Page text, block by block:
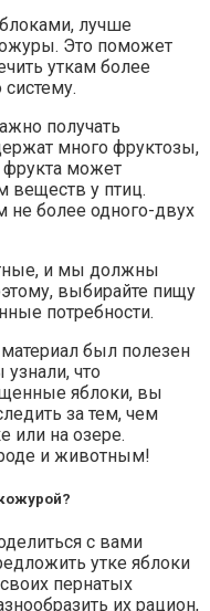
лучше
Это поможет
уткам более
получать
много фруктозы,
фрукта может
веществ у птиц.
не более одного-двух
и мы должны
выбирайте пищу
потребности.
был полезен
что
яблоки, вы
за тем, чем
или на озере.
и животным!
с вами
утке яблоки
пернатых
их рацион,